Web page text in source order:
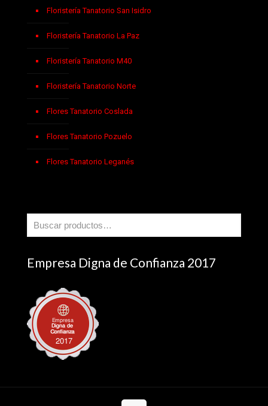
Floristería Tanatorio San Isidro
Floristería Tanatorio La Paz
Floristería Tanatorio M40
Floristería Tanatorio Norte
Flores Tanatorio Coslada
Flores Tanatorio Pozuelo
Flores Tanatorio Leganés
Empresa Digna de Confianza 2017